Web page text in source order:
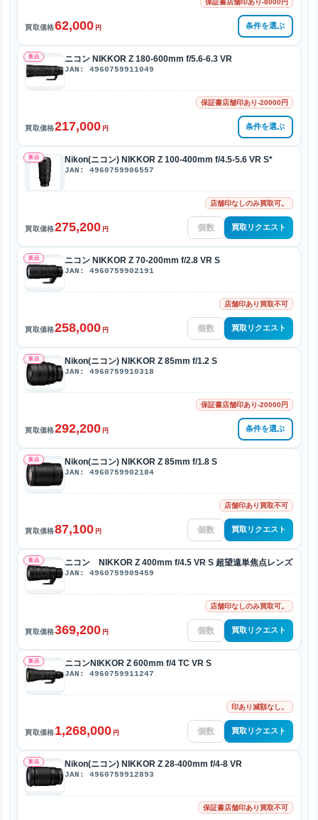
買取価格62,000 円 条件を選ぶ
新品 ニコン NIKKOR Z 180-600mm f/5.6-6.3 VR
JAN: 4960759911049
保証書店舗印あり-20000円
買取価格217,000 円 条件を選ぶ
新品 Nikon(ニコン) NIKKOR Z 100-400mm f/4.5-5.6 VR S*
JAN: 4960759906557
店舗印なしのみ買取可。
買取価格275,200 円 買取リクエスト
新品 ニコン NIKKOR Z 70-200mm f/2.8 VR S
JAN: 4960759902191
店舗印あり買取不可
買取価格258,000 円 買取リクエスト
新品 Nikon(ニコン) NIKKOR Z 85mm f/1.2 S
JAN: 4960759910318
保証書店舗印あり-20000円
買取価格292,200 円 条件を選ぶ
新品 Nikon(ニコン) NIKKOR Z 85mm f/1.8 S
JAN: 4960759902184
店舗印あり買取不可
買取価格87,100 円 買取リクエスト
新品 ニコン NIKKOR Z 400mm f/4.5 VR S 超望遠単焦点レンズ
JAN: 4960759909459
店舗印なしのみ買取可。
買取価格369,200 円 買取リクエスト
新品 ニコンNIKKOR Z 600mm f/4 TC VR S
JAN: 4960759911247
印あり減額なし。
買取価格1,268,000 円 買取リクエスト
新品 Nikon(ニコン) NIKKOR Z 28-400mm f/4-8 VR
JAN: 4960759912893
保証書店舗印あり買取不可